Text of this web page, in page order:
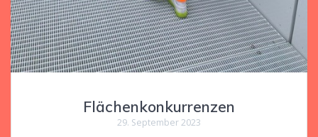
Flächenkonkurrenzen
29. September 2023